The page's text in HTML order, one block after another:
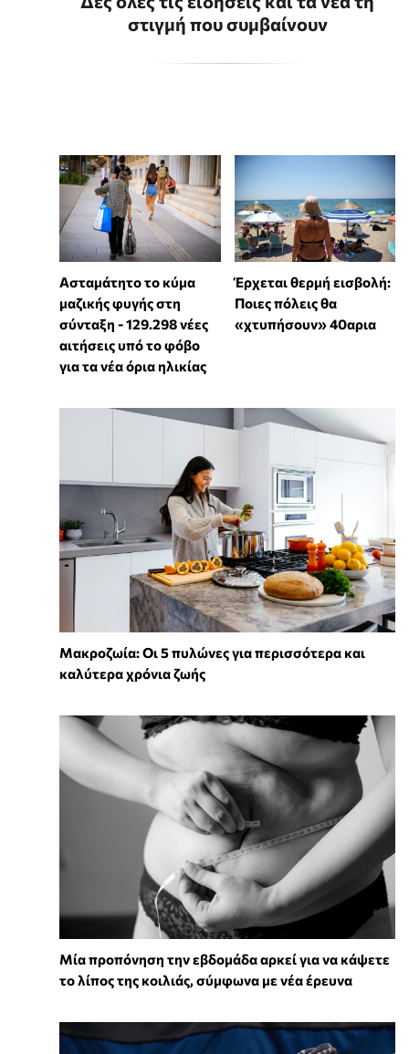
στιγμή που συμβαίνουν
Ασταμάτητο το κύμα
μαζικής φυγής στη
σύνταξη - 129.298 νέες
αιτήσεις υπό το φόβο
για τα νέα όρια ηλικίας
Έρχεται θερμή εισβολή:
Ποιες πόλεις θα
«χτυπήσουν» 40αρια
Mακροζωία: Οι 5 πυλώνες για περισσότερα και
καλύτερα χρόνια ζωής
Μία προπόνηση την εβδομάδα αρκεί για να κάψετε
το λίπος της κοιλιάς, σύμφωνα με νέα έρευνα